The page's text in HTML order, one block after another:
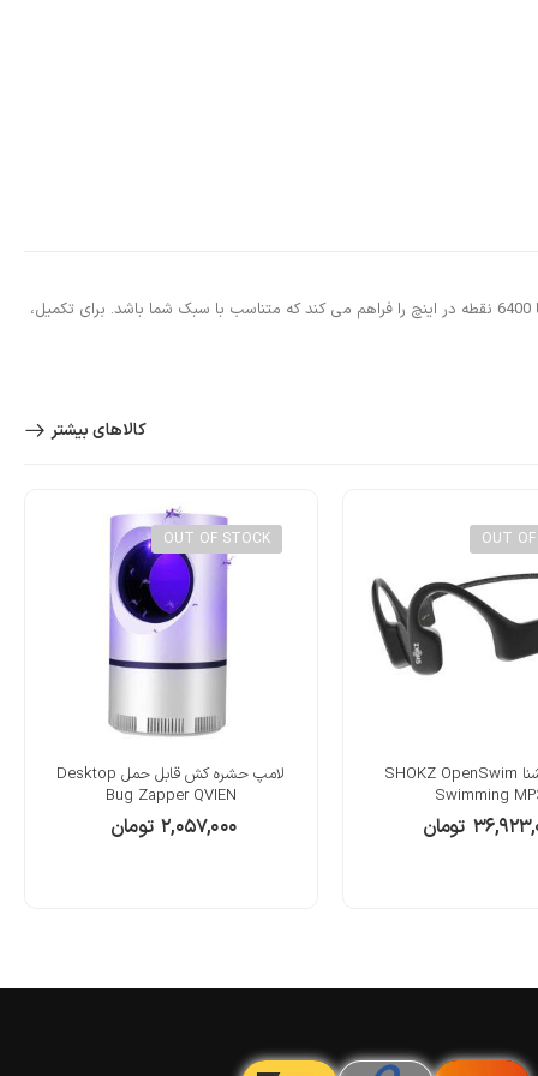
ماوس گیمینگ HP 7ZZ81AA با زولوشن سنسور نوری دوسویه تا 6400 DPI و روشنایی RGB – 7ZZ81AA، M260 همچنین امکان تنظیم رزولوشن از 800 نقطه در اینچ تا 6400 نقطه در اینچ را فراهم می کند که متناسب با سبک شما باشد. برای تکمیل،
کالاهای بیشتر
OUT
هندزفری شنا SHOKZ OpenSwim
Swimming
تومان
OUT OF STOCK
لامپ حشره کش قابل حمل Desktop
Bug Zapper QVIEN
۲,۰۵۷,۰۰۰ تومان